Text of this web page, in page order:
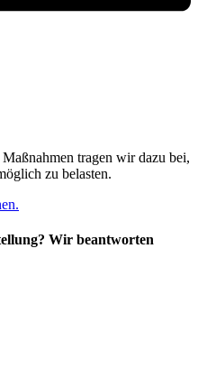
tragen wir dazu bei,
zu belasten.
Wir beantworten